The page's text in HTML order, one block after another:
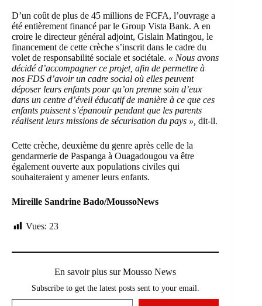
D’un coût de plus de 45 millions de FCFA, l’ouvrage a
été entièrement financé par le Group Vista Bank. A en
croire le directeur général adjoint, Gislain Matingou, le
financement de cette crèche s’inscrit dans le cadre du
volet de responsabilité sociale et sociétale. « Nous avons
décidé d’accompagner ce projet, afin de permettre à
nos FDS d’avoir un cadre social où elles peuvent
déposer leurs enfants pour qu’on prenne soin d’eux
dans un centre d’éveil éducatif de manière à ce que ces
enfants puissent s’épanouir pendant que les parents
réalisent leurs missions de sécurisation du pays », dit-il.
Cette crèche, deuxième du genre après celle de la
gendarmerie de Paspanga à Ouagadougou va être
également ouverte aux populations civiles qui
souhaiteraient y amener leurs enfants.
Mireille Sandrine Bado/MoussoNews
Vues: 23
En savoir plus sur Mousso News
Subscribe to get the latest posts sent to your email.
Saisissez votre adresse e-mail…